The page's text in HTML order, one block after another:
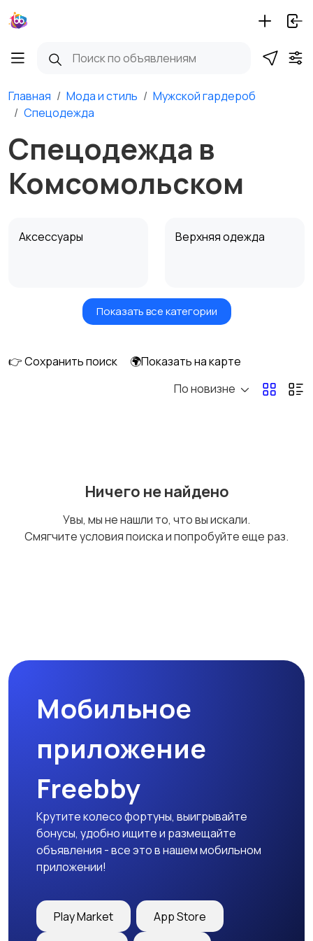
Главная Мода и стиль
Мужской гардероб
Спецодежда
Спецодежда в
Комсомольском
Аксессуары Верхняя одежда
Головные уборы Домашняя одежда
Нижнее белье
Футболки и поло Штаны и шорты
Другое
Показать все категории
👉 Сохранить поиск
🌍Показать на карте
По новизне
Ничего не найдено
Увы, мы не нашли то, что вы искали.
Смягчите условия поиска и попробуйте еще раз.
Мобильное
приложение
Freebby
Крутите колесо фортуны, выигрывайте
бонусы, удобно ищите и размещайте
объявления - все это в нашем мобильном
приложении!
Play Market App Store